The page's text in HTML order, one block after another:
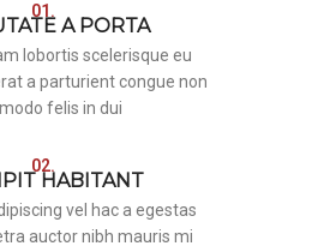
01.
A PORTA
lobortis scelerisque eu
a parturient congue non
felis in dui
02.
HABITANT
vel hac a egestas
auctor nibh mauris mi